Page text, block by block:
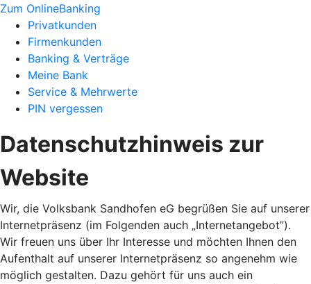
Zum OnlineBanking
Privatkunden
Firmenkunden
Banking & Verträge
Meine Bank
Service & Mehrwerte
PIN vergessen
Datenschutzhinweis zur
Website
Wir, die Volksbank Sandhofen eG begrüßen Sie auf unserer
Internetpräsenz (im Folgenden auch „Internetangebot”).
Wir freuen uns über Ihr Interesse und möchten Ihnen den
Aufenthalt auf unserer Internetpräsenz so angenehm wie
möglich gestalten. Dazu gehört für uns auch ein